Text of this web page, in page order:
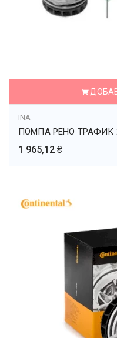
INA
ПОМПА РЕНО ТРАФИК
1 965,12 ₴